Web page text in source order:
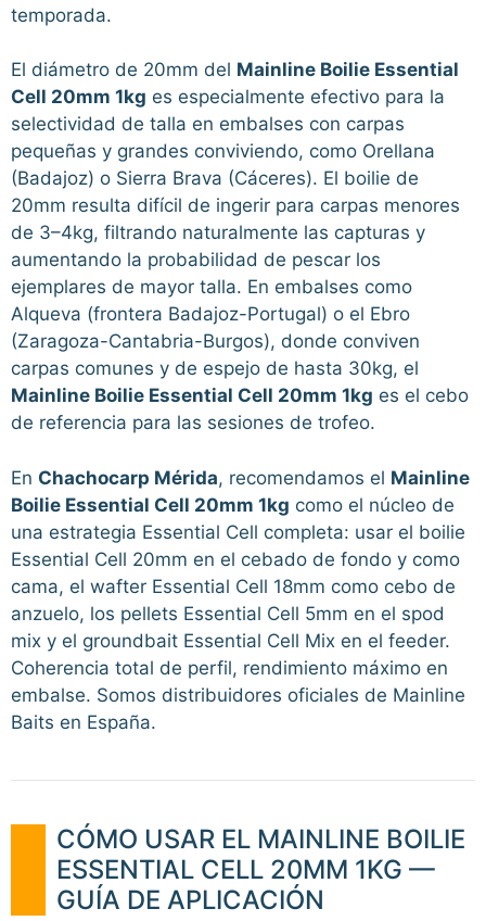
temporada.
El diámetro de 20mm del Mainline Boilie Essential
Cell 20mm 1kg es especialmente efectivo para la
selectividad de talla en embalses con carpas
pequeñas y grandes conviviendo, como Orellana
(Badajoz) o Sierra Brava (Cáceres). El boilie de
20mm resulta difícil de ingerir para carpas menores
de 3–4kg, filtrando naturalmente las capturas y
aumentando la probabilidad de pescar los
ejemplares de mayor talla. En embalses como
Alqueva (frontera Badajoz-Portugal) o el Ebro
(Zaragoza-Cantabria-Burgos), donde conviven
carpas comunes y de espejo de hasta 30kg, el
Mainline Boilie Essential Cell 20mm 1kg es el cebo
de referencia para las sesiones de trofeo.
En Chachocarp Mérida, recomendamos el Mainline
Boilie Essential Cell 20mm 1kg como el núcleo de
una estrategia Essential Cell completa: usar el boilie
Essential Cell 20mm en el cebado de fondo y como
cama, el wafter Essential Cell 18mm como cebo de
anzuelo, los pellets Essential Cell 5mm en el spod
mix y el groundbait Essential Cell Mix en el feeder.
Coherencia total de perfil, rendimiento máximo en
embalse. Somos distribuidores oficiales de Mainline
Baits en España.
CÓMO USAR EL MAINLINE BOILIE
ESSENTIAL CELL 20MM 1KG —
GUÍA DE APLICACIÓN